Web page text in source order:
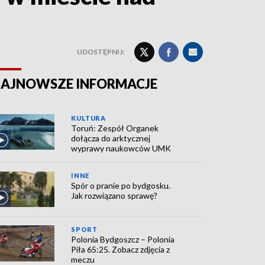
UDOSTĘPNIJ:
INFORMACJE
KULTURA
Toruń: Zespół Organek
dołącza do arktycznej
wyprawy naukowców UMK
INNE
Spór o pranie po bydgosku.
Jak rozwiązano sprawę?
SPORT
Polonia Bydgoszcz – Polonia
Piła 65:25. Zobacz zdjęcia z
meczu